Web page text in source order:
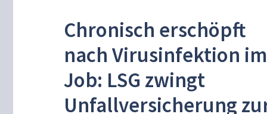
Chronisch erschöpft
nach Virusinfektion im
Job: LSG zwingt
Unfallversicherung